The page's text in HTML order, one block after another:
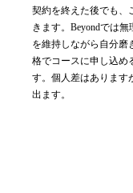
契約を終えた後でも、
きます。Beyondでは
を維持しながら自分磨
格でコースに申し込め
す。個人差はあります
出ます。